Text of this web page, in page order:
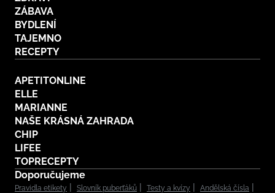
ZÁBAVA
BYDLENÍ
TAJEMNO
RECEPTY
APETITONLINE
ELLE
MARIANNE
NAŠE KRÁSNÁ ZAHRADA
CHIP
LIFEE
TOPRECEPTY
Doporučujeme
Pravidla etikety Slovník puberťáků Testy a kvízy
Andělská čísla